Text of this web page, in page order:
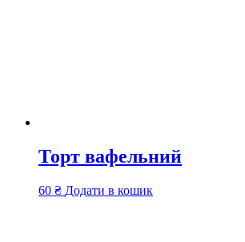
Торт вафельний
60 ₴ Додати в кошик